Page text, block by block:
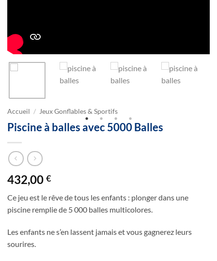
Accueil / Jeux Gonflables & Sportifs
Piscine à balles avec 5000 Balles
432,00 €
Ce jeu est le rêve de tous les enfants : plonger dans une
piscine remplie de 5 000 balles multicolores.
Les enfants ne s’en lassent jamais et vous gagnerez leurs
sourires.